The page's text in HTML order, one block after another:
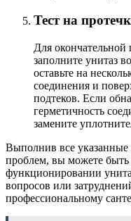
Тест на
Для окончательной
заполните унитаз
оставьте на
соединения и
подтеков. Если
герметичность
замените
Выполнив все указанные
проблем, вы можете
функционировании
вопросов или
профессиональному